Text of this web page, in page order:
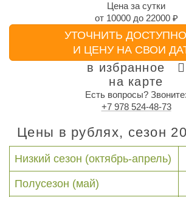
Цена за сутки
от 10000до 22000 ₽
УТОЧНИТЬ
И ЦЕНУ НА СВОИ
в избранное
на карте
Есть вопросы? Звоните:
+7 978 524-48-73
Цены в рублях, сезон
Низкий сезон (октябрь-апрель)
Полусезон (май)